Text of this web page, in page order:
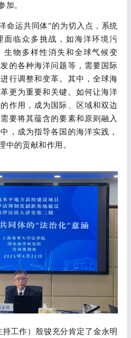
加。
命运共同体”的为切入点，系统
面临众多挑战，如海洋环境污
生物多样性消失和全球气候变
的各种海洋问题等，需要国际
行调整和变革。其中，全球海
更为重要和关键。如何让海洋
作用，成为国际、区域和双边
要将其蕴含的要素和原则融入
，成为指导各国的海洋实践，
中的贡献和作用。
工作）殷骏充分肯定了金永明